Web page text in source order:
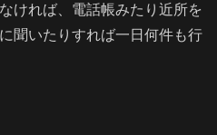
ければ、電話帳みたり近所を
聞いたりすれば一日何件も行